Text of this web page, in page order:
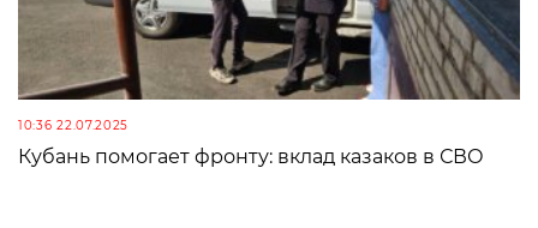
10:36 22.07.2025
Кубань помогает фронту: вклад казаков в СВО